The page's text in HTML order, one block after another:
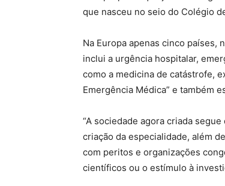
que nasceu no seio do Colégio
Na Europa apenas cinco países,
inclui a urgência hospitalar,
como a medicina de catástrofe,
Emergência Médica” e também
“A sociedade agora criada
criação da especialidade, além
com peritos e organizações
científicos ou o estímulo à